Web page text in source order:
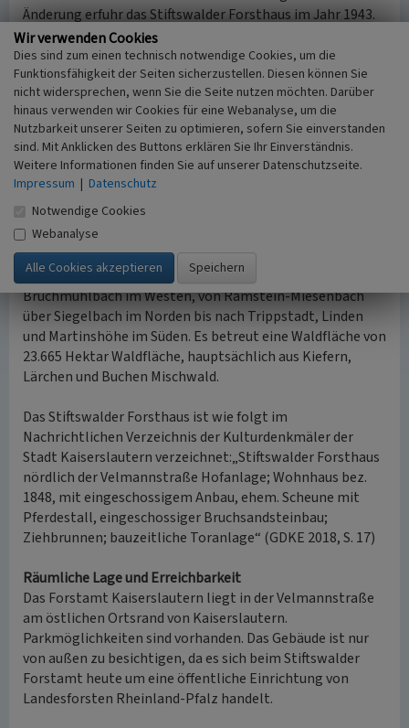
Änderung erfuhr das Stiftswalder Forsthaus im Jahr 1943.
Im Zuge einer letzten bayerischen
Forstorganisationsänderung wurden zahlreiche
Forstamtsaußenstellen aufgelöst. Der Stiftswald, der
Stadtwald sowie der Gemeindewald von Enkenbach-
Alsenborn wurden der unmittelbaren Verwaltung des
Forstmeisters unterstellt. Nach dem Ende des Zweiten
Weltkriegs (1939-1945) wurde das Stifswalder Forsthaus
zum Sitz des heute noch dort ansässigen Forstamts
Kaiserslautern-Ost, das heute nur Forstamt
Kaiserslautern genannt wird.
Der Zuständigkeitsbereich des heutigen Forstamts
erstreckt sich von Hochspeyer im Osten bis
Bruchmühlbach im Westen, von Ramstein-Miesenbach
über Siegelbach im Norden bis nach Trippstadt, Linden
und Martinshöhe im Süden. Es betreut eine Waldfläche von
23.665 Hektar Waldfläche, hauptsächlich aus Kiefern,
Lärchen und Buchen Mischwald.
Das Stiftswalder Forsthaus ist wie folgt im
Nachrichtlichen Verzeichnis der Kulturdenkmäler der
Stadt Kaiserslautern verzeichnet:„Stiftswalder Forsthaus
nördlich der Velmannstraße Hofanlage; Wohnhaus bez.
1848, mit eingeschossigem Anbau, ehem. Scheune mit
Pferdestall, eingeschossiger Bruchsandsteinbau;
Ziehbrunnen; bauzeitliche Toranlage“ (GDKE 2018, S. 17)
Räumliche Lage und Erreichbarkeit
Das Forstamt Kaiserslautern liegt in der Velmannstraße
am östlichen Ortsrand von Kaiserslautern.
Parkmöglichkeiten sind vorhanden. Das Gebäude ist nur
von außen zu besichtigen, da es sich beim Stiftswalder
Forstamt heute um eine öffentliche Einrichtung von
Landesforsten Rheinland-Pfalz handelt.
Wir verwenden Cookies
Dies sind zum einen technisch notwendige Cookies, um die
Funktionsfähigkeit der Seiten sicherzustellen. Diesen können Sie
nicht widersprechen, wenn Sie die Seite nutzen möchten. Darüber
hinaus verwenden wir Cookies für eine Webanalyse, um die
Nutzbarkeit unserer Seiten zu optimieren, sofern Sie einverstanden
sind. Mit Anklicken des Buttons erklären Sie Ihr Einverständnis.
Weitere Informationen finden Sie auf unserer Datenschutzseite.
Impressum | Datenschutz
Notwendige Cookies
Webanalyse